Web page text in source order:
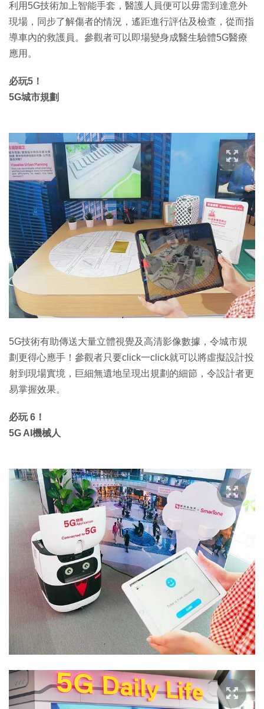
利用5G技術加上智能手套，醫護人員便可以毋需到達意外
現場，同步了解傷者的情況，遙距進行評估及檢查，從而指
導車內的救護員。參觀者可以即場變身成醫生驗體5G醫療
應用。
必玩5！
5G城市規劃
5G技術有助傳送大量立體視覺及高清影像數據，令城市規
劃更得心應手！參觀者只要click一click就可以將虛擬設計投
射到現場實境，巨細無遺地呈現出規劃的細節，令設計者更
易掌握效果。
必玩 6！
5G AI機械人